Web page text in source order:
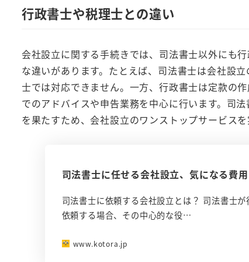
行政書士や税理士との違い
会社設立に関する手続きでは、司法書士以外にも
な違いがあります。たとえば、司法書士は会社設
士では対応できません。一方、行政書士は定款の
でのアドバイスや申告業務を中心に行います。司
を果たすため、会社設立のワンストップサービスを
司法書士に任せる会社設立、気になる費
司法書士に依頼する会社設立とは？ 司法書士
依頼する場合、その中心的な役…
www.kotora.jp